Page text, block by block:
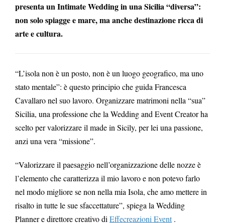
presenta un Intimate Wedding in una Sicilia “diversa”:
non solo spiagge e mare, ma anche destinazione ricca di
arte e cultura.
“L’isola non è un posto, non è un luogo geografico, ma uno
stato mentale”: è questo principio che guida Francesca
Cavallaro nel suo lavoro. Organizzare matrimoni nella “sua”
Sicilia, una professione che la Wedding and Event Creator ha
scelto per valorizzare il made in Sicily, per lei una passione,
anzi una vera “missione”.
“Valorizzare il paesaggio nell’organizzazione delle nozze è
l’elemento che caratterizza il mio lavoro e non potevo farlo
nel modo migliore se non nella mia Isola, che amo mettere in
risalto in tutte le sue sfaccettature”, spiega la Wedding
Planner e direttore creativo di Effecreazioni Event.